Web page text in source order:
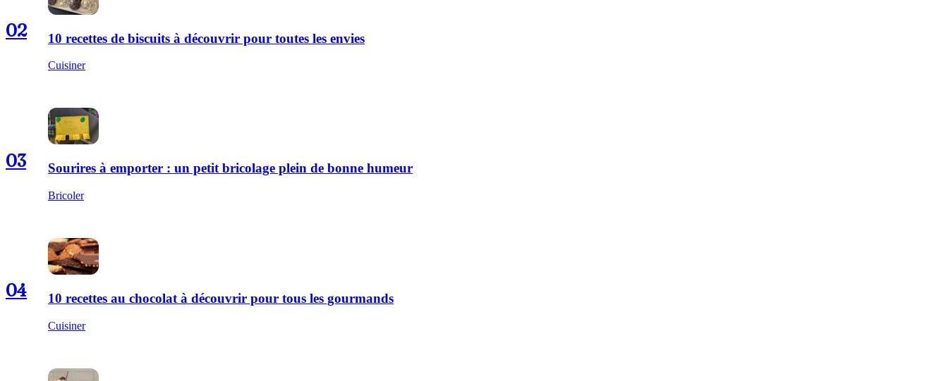
02 10 recettes de biscuits à découvrir pour toutes les envies
Cuisiner
03 Sourires à emporter : un petit bricolage plein de bonne humeur
Bricoler
04 10 recettes au chocolat à découvrir pour tous les gourmands
Cuisiner